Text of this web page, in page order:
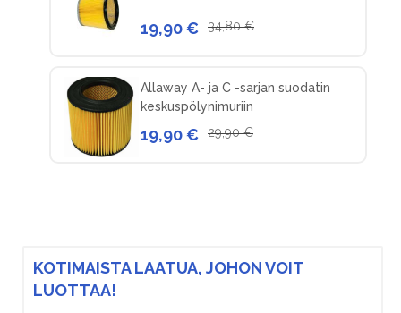
KOTIMAISTA LAATUA, JOHON VOIT
LUOTTAA!
19,90 € 34,80 €
Allaway A- ja C -sarjan suodatin
keskuspölynimuriin
19,90 € 29,90 €